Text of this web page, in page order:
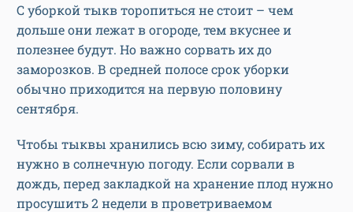
С уборкой тыкв торопиться не стоит – чем
дольше они лежат в огороде, тем вкуснее и
полезнее будут. Но важно сорвать их до
заморозков. В средней полосе срок уборки
обычно приходится на первую половину
сентября.
Чтобы тыквы хранились всю зиму, собирать их
нужно в солнечную погоду. Если сорвали в
дождь, перед закладкой на хранение плод нужно
просушить 2 недели в проветриваемом